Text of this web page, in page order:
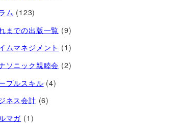
ム (123)
までの出版一覧 (9)
ムマネジメント (1)
ソニック親睦会 (2)
プルスキル (4)
ネス会計 (6)
マガ (1)